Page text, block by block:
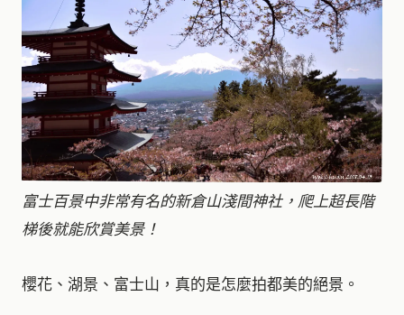
富士百景中非常有名的新倉山淺間神社，爬上超長階
梯後就能欣賞美景！
櫻花、湖景、富士山，真的是怎麼拍都美的絕景。